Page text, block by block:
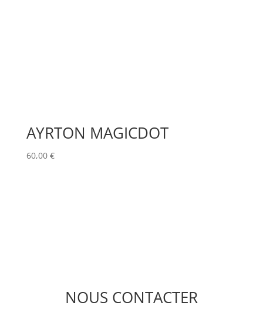
AYRTON MAGICDOT
60,00 €
NOUS CONTACTER